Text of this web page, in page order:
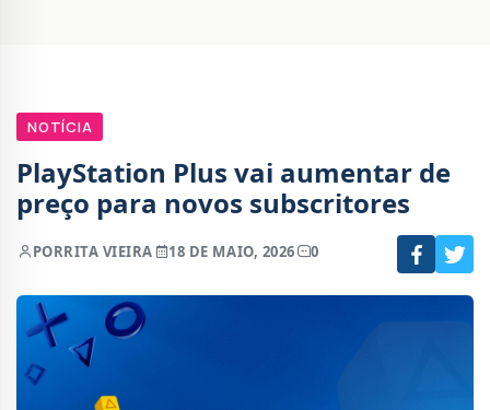
NOTÍCIA
PlayStation Plus vai aumentar de
preço para novos subscritores
PORRITA VIEIRA 18 DE MAIO, 2026 0